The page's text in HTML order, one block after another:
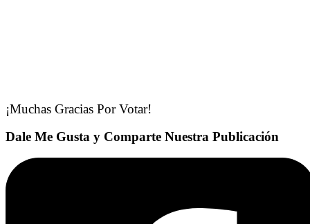
¡Muchas Gracias Por Votar!
Dale Me Gusta y Comparte Nuestra Publicación